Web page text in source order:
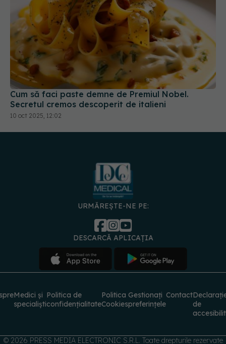
Cum să faci paste demne de Premiul Nobel.
Secretul cremos descoperit de italieni
10 oct 2025, 12:02
URMĂREȘTE-NE PE:
DESCARCĂ APLICAȚIA
Politica de
confidențialitate
Politica
Gestionați
preferințele
Contact
© 2026 PRESS MEDIA ELECTRONIC S.R.L. Toate drepturile rezervate